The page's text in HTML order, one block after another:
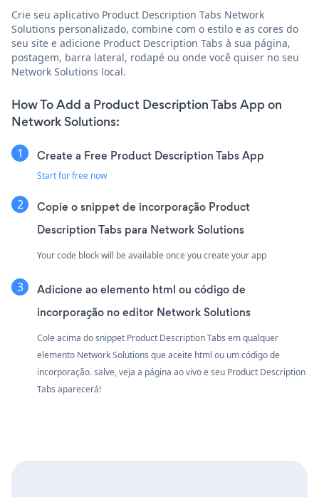
Crie seu aplicativo Product Description Tabs Network
Solutions personalizado, combine com o estilo e as cores do
seu site e adicione Product Description Tabs à sua página,
postagem, barra lateral, rodapé ou onde você quiser no seu
Network Solutions local.
How To Add a Product Description Tabs App on
Network Solutions:
Create a Free Product Description Tabs App
Start for free now
Copie o snippet de incorporação Product
Description Tabs para Network Solutions
Your code block will be available once you create your app
Adicione ao elemento html ou código de
incorporação no editor Network Solutions
Cole acima do snippet Product Description Tabs em qualquer
elemento Network Solutions que aceite html ou um código de
incorporação. salve, veja a página ao vivo e seu Product Description
Tabs aparecerá!